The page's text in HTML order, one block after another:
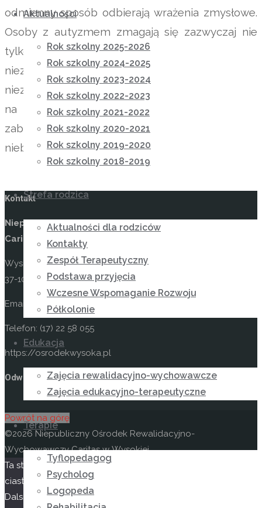
Aktualności
Rok szkolny 2025-2026
Rok szkolny 2024-2025
Rok szkolny 2023-2024
Rok szkolny 2022-2023
Rok szkolny 2021-2022
Rok szkolny 2020-2021
Rok szkolny 2019-2020
Rok szkolny 2018-2019
Strefa rodzica
Aktualności dla rodziców
Kontakty
Zespół Terapeutyczny
Podstawa przyjęcia
Wczesne Wspomaganie Rozwoju
Półkolonie
Edukacja
Zajęcia rewalidacyjno-wychowawcze
Zajęcia edukacyjno-terapeutyczne
Terapie
Tyflopedagog
Psycholog
Logopeda
odmienny sposób odbierają wrażenia zmysłowe.
Osoby z autyzmem zmagają się zazwyczaj nie
tylko z samym zaburzeniem, lecz także z
niezrozumieniem ze strony otoczenia. Dlatego
niezmiernie ważne jest uwrażliwianie środowiska
na specjalne kompetencje i potrzeby osób z
zaburzeniami ze spektrum autyzmu. Temu służy
niebieski miesiąckwiecień.
Kontakt
Niepubliczny Ośrodek Rewalidacyjno-Wychowawczy
Caritas w Wysokiej
Wysoka 49
37-100 Łańcut
Email: kontakt@osrodekwysoka.pl
Telefon: (17) 22 58 055
https://osrodekwysoka.pl
Odwiedź nas na facebooku
Powrót na górę
©2026 Niepubliczny Ośrodek Rewalidacyjno-
Wychowawczy Caritas w Wysokiej
Ta strona korzysta z
ciasteczek aby świadczyć usługi na najwyższym poziomie.
Dalsze korzystanie ze strony oznacza, że zgadzasz się na